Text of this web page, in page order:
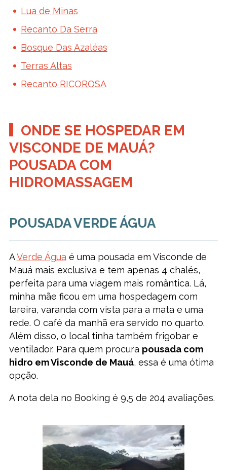
Lua de Minas
Recanto Da Serra
Bosque Das Azaléas
Terras Altas
Recanto RICOROSA
ONDE SE HOSPEDAR EM
VISCONDE DE MAUÁ?
POUSADA COM
HIDROMASSAGEM
POUSADA VERDE ÁGUA
AVerde Água é uma pousada em Visconde de
Mauá mais exclusiva e tem apenas 4 chalés,
perfeita para uma viagem mais romântica. Lá,
minha mãe ficou em uma hospedagem com
lareira, varanda com vista para a mata e uma
rede. O café da manhã era servido no quarto.
Além disso, o local tinha também frigobar e
ventilador. Para quem procura pousada com
hidro em Visconde de Mauá, essa é uma ótima
opção.
A nota dela no Booking é 9,5 de 204 avaliações.